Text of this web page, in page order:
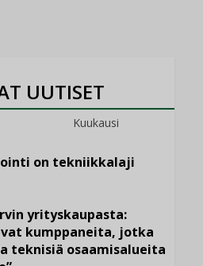
UUTISET
Kuukausi
on tekniikkalaji
yrityskaupasta:
kumppaneita, jotka
teknisiä osaamisalueita